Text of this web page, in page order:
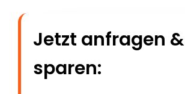
Jetzt anfragen &
sparen: